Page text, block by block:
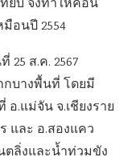
ยบ จึงทำให้ค่อน
อนปี 2554
ส.ค. 2567
บางพื้นที่ โดยมี
.แม่จัน จ.เชียงราย
และ อ.สองแคว
ตลิ่งและน้ำท่วมขัง